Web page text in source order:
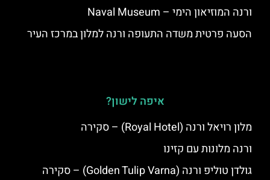
ורנה המוזיאון הימי – Naval Museum
הסעה פרטית משדה התעופה ורנה למלון במרכז העיר
איפה לישון?
מלון רויאל ורנה (Royal Hotel) – סקירה
ורנה מלונות עם קזינו
גולדן טוליפ ורנה (Golden Tulip Varna) – סקירה